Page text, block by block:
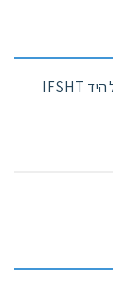
הכנס העולמי התלת שנתי לכירורגיה של היד IFSHT